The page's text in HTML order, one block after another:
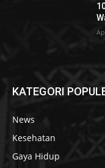
KATEGORI
News
Kesehatan
Gaya Hidup